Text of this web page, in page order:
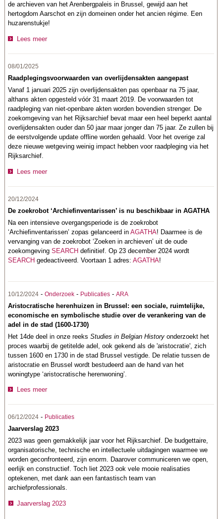
de archieven van het Arenbergpaleis in Brussel, gewijd aan het
hertogdom Aarschot en zijn domeinen onder het ancien régime. Een
huzarenstukje!
Lees meer
08/01/2025
Raadplegingsvoorwaarden van overlijdensakten aangepast
Vanaf 1 januari 2025 zijn overlijdensakten pas openbaar na 75 jaar,
althans akten opgesteld vóór 31 maart 2019. De voorwaarden tot
raadpleging van niet-openbare akten worden bovendien strenger. De
zoekomgeving van het Rijksarchief bevat maar een heel beperkt aantal
overlijdensakten ouder dan 50 jaar maar jonger dan 75 jaar. Ze zullen bij
de eerstvolgende update offline worden gehaald. Voor het overige zal
deze nieuwe wetgeving weinig impact hebben voor raadpleging via het
Rijksarchief.
Lees meer
20/12/2024
De zoekrobot ‘Archiefinventarissen’ is nu beschikbaar in AGATHA
Na een intensieve overgangsperiode is de zoekrobot
‘Archiefinventarissen’ zopas gelanceerd inAGATHA! Daarmee is de
vervanging van de zoekrobot ‘Zoeken in archieven’ uit de oude
zoekomgevingSEARCH definitief. Op 23 december 2024 wordt
SEARCH gedeactiveerd. Voortaan 1 adres:AGATHA!
10/12/2024 -Onderzoek - Publicaties -ARA
Aristocratische herenhuizen in Brussel: een sociale, ruimtelijke,
economische en symbolische studie over de verankering van de
adel in de stad (1600-1730)
Het 14de deel in onze reeksStudies in Belgian Historyonderzoekt het
proces waarbij de getitelde adel, ook gekend als de 'aristocratie', zich
tussen 1600 en 1730 in de stad Brussel vestigde. De relatie tussen de
aristocratie en Brussel wordt bestudeerd aan de hand van het
woningtype ‘aristocratische herenwoning’.
Lees meer
06/12/2024 - Publicaties
Jaarverslag 2023
2023 was geen gemakkelijk jaar voor het Rijksarchief. De budgettaire,
organisatorische, technische en intellectuele uitdagingen waarmee we
worden geconfronteerd, zijn enorm. Daarover communiceren we open,
eerlijk en constructief. Toch liet 2023 ook vele mooie realisaties
optekenen, met dank aan een fantastisch team van
archiefprofessionals.
Jaarverslag 2023